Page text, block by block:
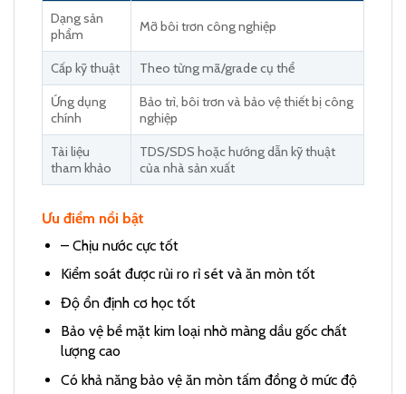
Dạng sản
phẩm
Mỡ bôi trơn công nghiệp
Cấp kỹ thuật Theo từng mã/grade cụ thể
Ứng dụng
chính
Bảo trì, bôi trơn và bảo vệ thiết bị công
nghiệp
Tài liệu
tham khảo
TDS/SDS hoặc hướng dẫn kỹ thuật
của nhà sản xuất
Ưu điểm nổi bật
– Chịu nước cực tốt
Kiểm soát được rủi ro rỉ sét và ăn mòn tốt
Độ ổn định cơ học tốt
Bảo vệ bề mặt kim loại nhờ màng dầu gốc chất
lượng cao
Có khả năng bảo vệ ăn mòn tấm đồng ở mức độ